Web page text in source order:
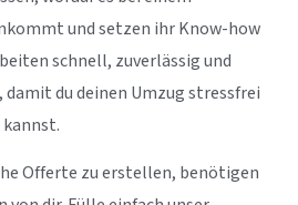
und setzen ihr Know-how
schnell, zuverlässig und
du deinen Umzug stressfrei
Offerte zu erstellen, benötigen